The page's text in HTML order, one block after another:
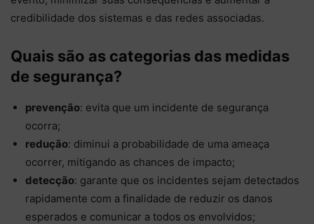
credibilidade dos sistemas e das redes associadas.
Quais são as categorias das medidas
de segurança?
prevenção: evita que um incidente de segurança
ocorra;
redução: diminui a probabilidade de uma ameaça
ocorrer, mitigando as chances de impacto;
detecção: garante que os incidentes sejam detectados
rapidamente com a finalidade de reduzir os danos
esperados e comunicar a todos os envolvidos;